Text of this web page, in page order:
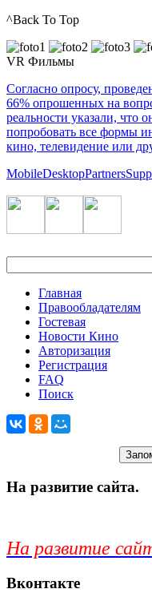
^Back To Top
VR Фильмы
Согласно опросу,
66% опрошенных на
реальности указали, что
попробовать все формы
кино, телевидение или
MobileDesktopPartners
Главная
Правообладателям
Гостевая
Новости Кино
Авторизация
Регистрация
FAQ
Поиск
На развитие сайта.
На развитие
Вконтакте